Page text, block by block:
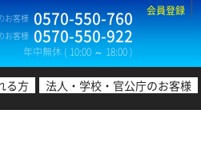
お客様 0570-550-760
お客様 0570-550-922
年中無休 ( 10:00 ～ 18:00 )
会員登録
る方 法人・学校・官公庁のお客様